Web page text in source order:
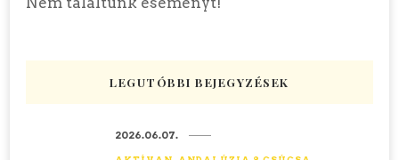
LEGUTÓBBI BEJEGYZÉSEK
2026.06.07.